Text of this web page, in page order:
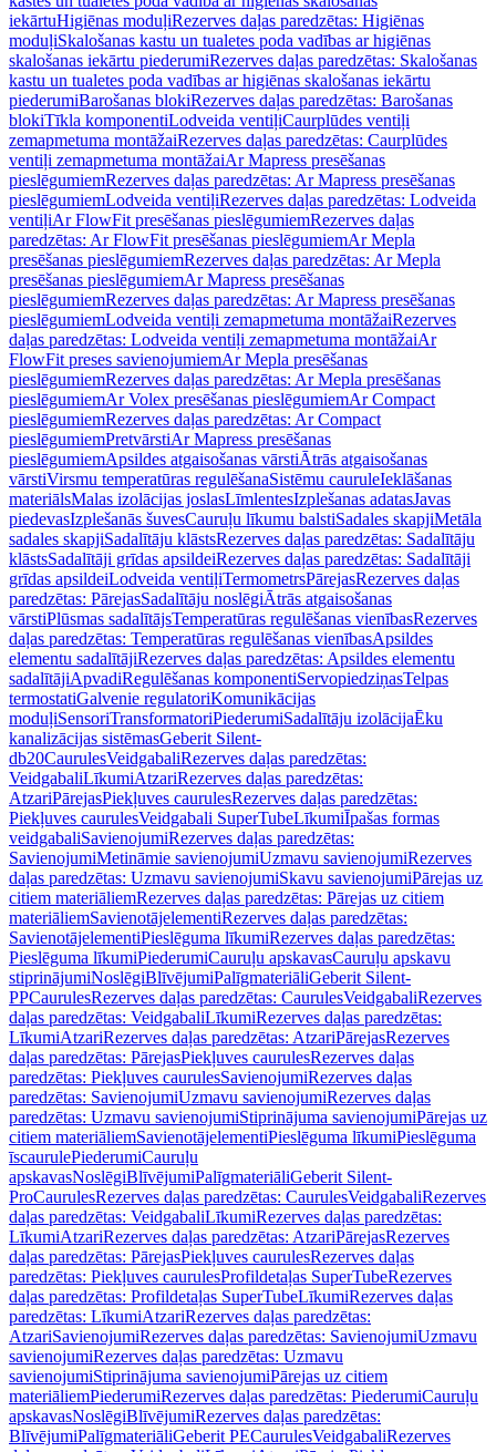
iekārtuHigiēnas moduļiRezerves daļas paredzētas: Higiēnas
moduļiSkalošanas kastu un tualetes poda vadības ar higiēnas
skalošanas iekārtu piederumiRezerves daļas paredzētas: Skalošanas
kastu un tualetes poda vadības ar higiēnas skalošanas iekārtu
piederumiBarošanas blokiRezerves daļas paredzētas: Barošanas
blokiTīkla komponentiLodveida ventiļiCaurplūdes ventiļi
zemapmetuma montāžaiRezerves daļas paredzētas: Caurplūdes
ventiļi zemapmetuma montāžaiAr Mapress presēšanas
pieslēgumiemRezerves daļas paredzētas: Ar Mapress presēšanas
pieslēgumiemLodveida ventiļiRezerves daļas paredzētas: Lodveida
ventiļiAr FlowFit presēšanas pieslēgumiemRezerves daļas
paredzētas: Ar FlowFit presēšanas pieslēgumiemAr Mepla
presēšanas pieslēgumiemRezerves daļas paredzētas: Ar Mepla
presēšanas pieslēgumiemAr Mapress presēšanas
pieslēgumiemRezerves daļas paredzētas: Ar Mapress presēšanas
pieslēgumiemLodveida ventiļi zemapmetuma montāžaiRezerves
daļas paredzētas: Lodveida ventiļi zemapmetuma montāžaiAr
FlowFit preses savienojumiemAr Mepla presēšanas
pieslēgumiemRezerves daļas paredzētas: Ar Mepla presēšanas
pieslēgumiemAr Volex presēšanas pieslēgumiemAr Compact
pieslēgumiemRezerves daļas paredzētas: Ar Compact
pieslēgumiemPretvārstiAr Mapress presēšanas
pieslēgumiemApsildes atgaisošanas vārstiĀtrās atgaisošanas
vārstiVirsmu temperatūras regulēšanaSistēmu cauruleIeklāšanas
materiālsMalas izolācijas joslasLīmlentesIzplešanas adatasJavas
piedevasIzplešanās šuvesCauruļu līkumu balstiSadales skapjiMetāla
sadales skapjiSadalītāju klāstsRezerves daļas paredzētas: Sadalītāju
klāstsSadalītāji grīdas apsildeiRezerves daļas paredzētas: Sadalītāji
grīdas apsildeiLodveida ventiļiTermometrsPārejasRezerves daļas
paredzētas: PārejasSadalītāju noslēgiĀtrās atgaisošanas
vārstiPlūsmas sadalītājsTemperatūras regulēšanas vienībasRezerves
daļas paredzētas: Temperatūras regulēšanas vienībasApsildes
elementu sadalītājiRezerves daļas paredzētas: Apsildes elementu
sadalītājiApvadiRegulēšanas komponentiServopiedziņasTelpas
termostatiGalvenie regulatoriKomunikācijas
moduļiSensoriTransformatoriPiederumiSadalītāju izolācijaĒku
kanalizācijas sistēmasGeberit Silent-
db20CaurulesVeidgabaliRezerves daļas paredzētas:
VeidgabaliLīkumiAtzariRezerves daļas paredzētas:
AtzariPārejasPiekļuves caurulesRezerves daļas paredzētas:
Piekļuves caurulesVeidgabali SuperTubeLīkumiĪpašas formas
veidgabaliSavienojumiRezerves daļas paredzētas:
SavienojumiMetināmie savienojumiUzmavu savienojumiRezerves
daļas paredzētas: Uzmavu savienojumiSkavu savienojumiPārejas uz
citiem materiāliemRezerves daļas paredzētas: Pārejas uz citiem
materiāliemSavienotājelementiRezerves daļas paredzētas:
SavienotājelementiPieslēguma līkumiRezerves daļas paredzētas:
Pieslēguma līkumiPiederumiCauruļu apskavasCauruļu apskavu
stiprinājumiNoslēgiBlīvējumiPalīgmateriāliGeberit Silent-
PPCaurulesRezerves daļas paredzētas: CaurulesVeidgabaliRezerves
daļas paredzētas: VeidgabaliLīkumiRezerves daļas paredzētas:
LīkumiAtzariRezerves daļas paredzētas: AtzariPārejasRezerves
daļas paredzētas: PārejasPiekļuves caurulesRezerves daļas
paredzētas: Piekļuves caurulesSavienojumiRezerves daļas
paredzētas: SavienojumiUzmavu savienojumiRezerves daļas
paredzētas: Uzmavu savienojumiStiprinājuma savienojumiPārejas uz
citiem materiāliemSavienotājelementiPieslēguma līkumiPieslēguma
īscaurulePiederumiCauruļu
apskavasNoslēgiBlīvējumiPalīgmateriāliGeberit Silent-
ProCaurulesRezerves daļas paredzētas: CaurulesVeidgabaliRezerves
daļas paredzētas: VeidgabaliLīkumiRezerves daļas paredzētas:
LīkumiAtzariRezerves daļas paredzētas: AtzariPārejasRezerves
daļas paredzētas: PārejasPiekļuves caurulesRezerves daļas
paredzētas: Piekļuves caurulesProfildetaļas SuperTubeRezerves
daļas paredzētas: Profildetaļas SuperTubeLīkumiRezerves daļas
paredzētas: LīkumiAtzariRezerves daļas paredzētas:
AtzariSavienojumiRezerves daļas paredzētas: SavienojumiUzmavu
savienojumiRezerves daļas paredzētas: Uzmavu
savienojumiStiprinājuma savienojumiPārejas uz citiem
materiāliemPiederumiRezerves daļas paredzētas: PiederumiCauruļu
apskavasNoslēgiBlīvējumiRezerves daļas paredzētas:
BlīvējumiPalīgmateriāliGeberit PECaurulesVeidgabaliRezerves